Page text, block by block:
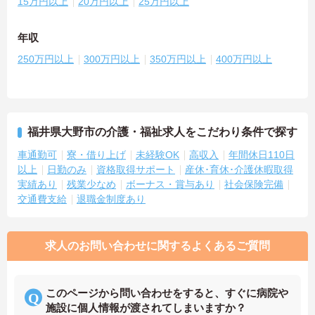
年収
250万円以上 300万円以上 350万円以上 400万円以上
福井県大野市の介護・福祉求人をこだわり条件で探す
車通勤可 寮・借り上げ 未経験OK 高収入
年間休日110日
以上
日勤のみ 資格取得サポート
産休･育休･介護休暇取得
実績あり
残業少なめ ボーナス・賞与あり
社会保険完備
交通費支給
退職金制度あり
求人のお問い合わせに関するよくあるご質問
このページから問い合わせをすると、すぐに病院や
施設に個人情報が渡されてしまいますか？